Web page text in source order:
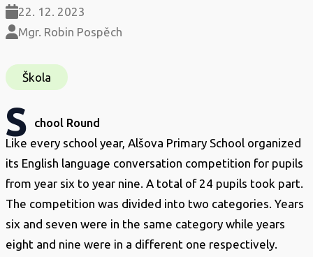
22. 12. 2023
Mgr. Robin Pospěch
Škola
S
chool Round
Like every school year, Alšova Primary School organized
its English language conversation competition for pupils
from year six to year nine. A total of 24 pupils took part.
The competition was divided into two categories. Years
six and seven were in the same category while years
eight and nine were in a different one respectively.